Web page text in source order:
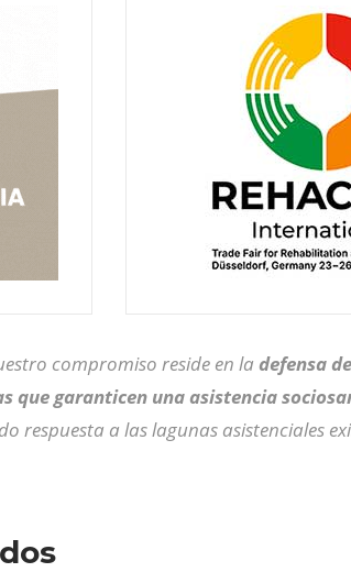
compromiso reside en la defensa
que garanticen una asistencia
respuesta a las lagunas asistenciales